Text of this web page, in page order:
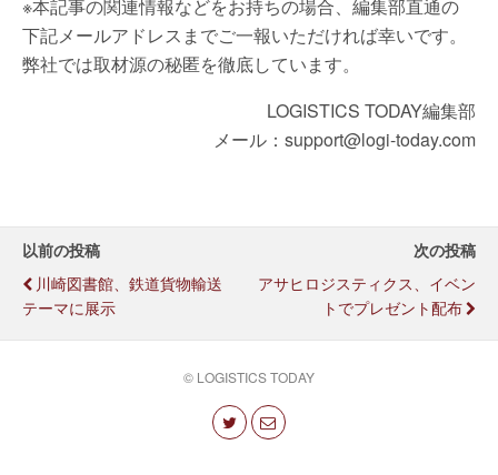
※本記事の関連情報などをお持ちの場合、編集部直通の
下記メールアドレスまでご一報いただければ幸いです。
弊社では取材源の秘匿を徹底しています。
LOGISTICS TODAY編集部
メール：support@logi-today.com
以前の投稿
川崎図書館、鉄道貨物輸送
テーマに展示
次の投稿
アサヒロジスティクス、イベン
トでプレゼント配布
© LOGISTICS TODAY